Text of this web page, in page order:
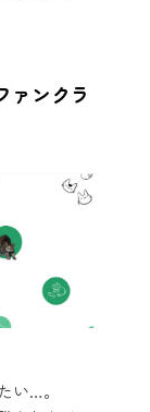
ァンクラ
い…。